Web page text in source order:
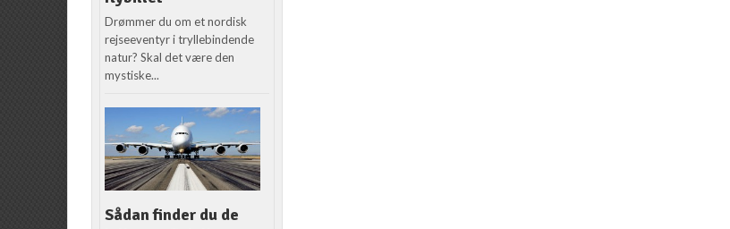
Drømmer du om et nordisk
rejseeventyr i tryllebindende
natur? Skal det være den
mystiske...
Sådan finder du de